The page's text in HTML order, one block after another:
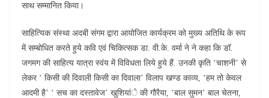
साथ सम्मानित किया।
साहित्यिक संस्था अदबी संगम द्वारा आयोजित कार्यक्रम को मुख्य अतिथि के रूप
में सम्बोधित करते हुये कवि एवं चिकित्सक डा. वी.के. वर्मा ने ने कहा कि डॉ.
जगमग की साहित्य यात्रा स्वंय में विविधता लिये हुये हैं. उनकी कृति ‘चाशनी’ से
लेकर ‘ किसी की दिवाली किसी का दिवाला’ विलाप खण्ड काव्य, ‘हम तो केवल
आदमी है’ ‘ सच का दस्तावेज’ खुशियांे की गौरैया, ‘बाल सुमन’ बाल चेतना,